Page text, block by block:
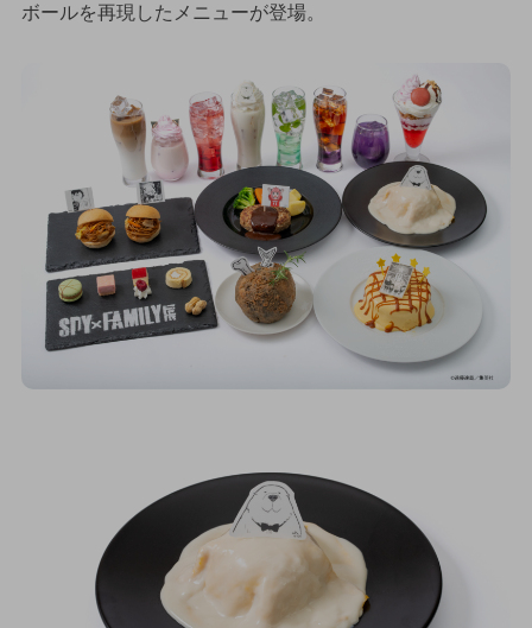
ボールを再現したメニューが登場。